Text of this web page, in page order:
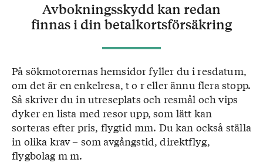
Avbokningsskydd kan redan
finnas i din betalkortsförsäkring
På sökmotorernas hemsidor fyller du i resdatum,
om det är en enkelresa, t o r eller ännu flera stopp.
Så skriver du in utreseplats och resmål och vips
dyker en lista med resor upp, som lätt kan
sorteras efter pris, flygtid mm. Du kan också ställa
in olika krav – som avgångstid, direktflyg,
flygbolag m m.